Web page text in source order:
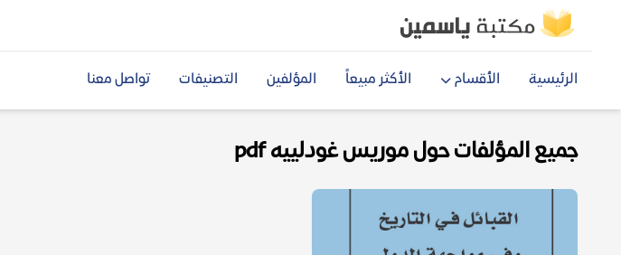
الرئيسية الأقسام الأكثر مبيعاً المؤلفين التصنيفات تواصل معنا
جميع المؤلفات حول موريس غودلييه pdf